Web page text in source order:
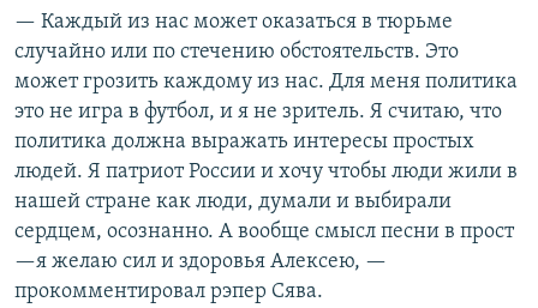
— Каждый из нас может оказаться в тюрьме
случайно или по стечению обстоятельств. Это
может грозить каждому из нас. Для меня политика
это не игра в футбол, и я не зритель. Я считаю, что
политика должна выражать интересы простых
людей. Я патриот России и хочу чтобы люди жили в
нашей стране как люди, думали и выбирали
сердцем, осознанно. А вообще смысл песни в прост
—я желаю сил и здоровья Алексею, —
прокомментировал рэпер Сява.